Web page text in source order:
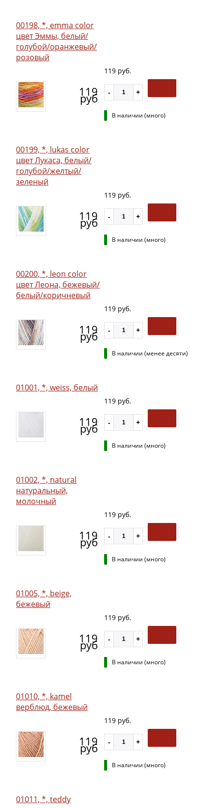
00198, *, emma color
цвет Эммы, белый/
голубой/оранжевый/
розовый
119
руб
119 руб.
В наличии (много)
00199, *, lukas color
цвет Лукаса, белый/
голубой/желтый/
зеленый
119
руб
119 руб.
В наличии (много)
00200, *, leon color
цвет Леона, бежевый/
белый/коричневый
119
руб
119 руб.
В наличии (менее десяти)
01001, *, weiss, белый
119
руб
119 руб.
В наличии (много)
01002, *, natural
натуральный,
молочный
119
руб
119 руб.
В наличии (много)
01005, *, beige,
бежевый
119
руб
119 руб.
В наличии (много)
01010, *, kamel
верблюд, бежевый
119
руб
119 руб.
В наличии (много)
01011, *, teddy